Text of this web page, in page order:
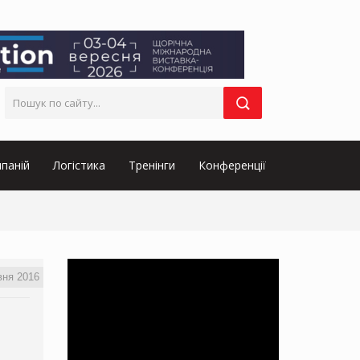
Логістика Тренінги Конференції
2016